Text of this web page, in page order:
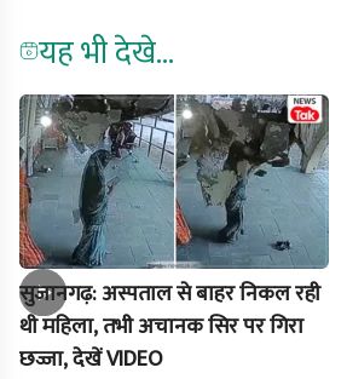
यह भी देखे...
सुजानगढ़: अस्पताल से बाहर निकल रही
थी महिला, तभी अचानक सिर पर गिरा
छज्जा, देखें VIDEO